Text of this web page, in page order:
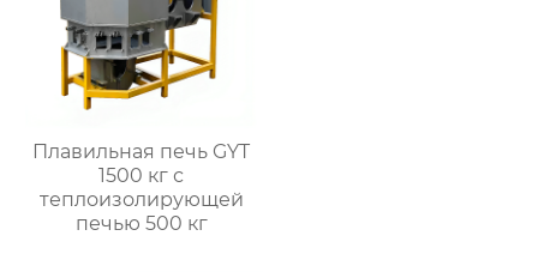
Плавильная печь GYT
1500 кг с
теплоизолирующей
печью 500 кг